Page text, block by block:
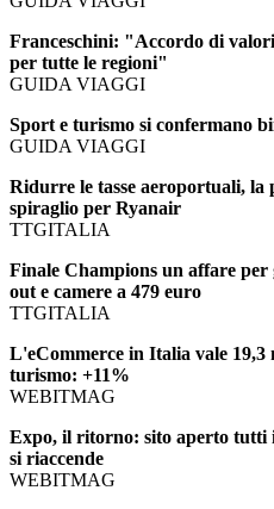
Franceschini: "Accordo di
per tutte le regioni"
GUIDA VIAGGI
Sport e turismo si confermano
GUIDA VIAGGI
Ridurre le tasse aeroportuali, la
spiraglio per Ryanair
TTGITALIA
Finale Champions un affare per
out e camere a 479 euro
TTGITALIA
L'eCommerce in Italia vale
turismo: +11%
WEBITMAG
Expo, il ritorno: sito aperto tutti
si riaccende
WEBITMAG